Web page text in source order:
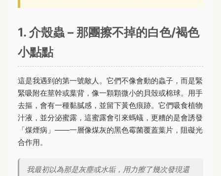
1. 介殼蟲 – 那團擦不掉的白色/褐色
小點點
這是我遇到的第一號敵人。它們不像會動的蟲子，而是緊
緊吸附在莖幹或葉背，像一顆顆微小的貝殼或棉球。用手
去摳，會有一種黏膩感，並留下黃色痕跡。它們吸食植物
汁液，並分泌蜜露，這蜜露會引來螞蟻，更糟的是會誘發
「煤煙病」——一層像煤灰的黑色霉菌覆蓋葉片，阻礙光
合作用。
我最初以為那是灰塵或水垢，用力擦了幾次發現還